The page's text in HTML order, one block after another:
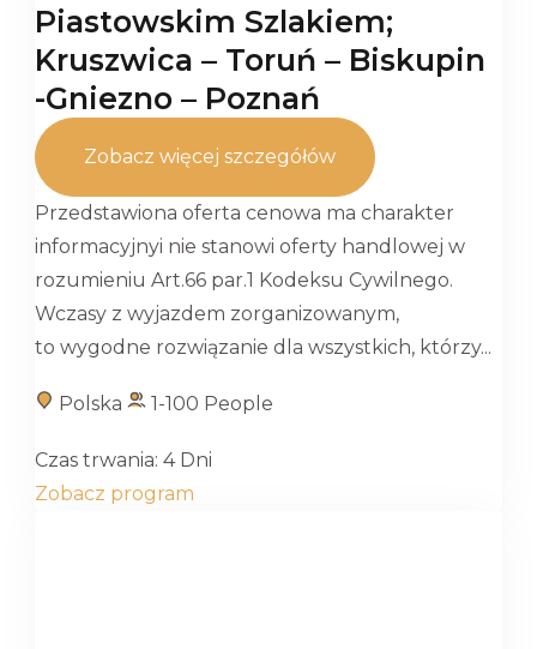
Piastowskim Szlakiem;
Kruszwica – Toruń – Biskupin
-Gniezno – Poznań
Zobacz więcej szczegółów
Przedstawiona oferta cenowa ma charakter
informacyjnyi nie stanowi oferty handlowej w
rozumieniu Art.66 par.1 Kodeksu Cywilnego.
Wczasy z wyjazdem zorganizowanym,
to wygodne rozwiązanie dla wszystkich, którzy...
Polska 1-100 People
Czas trwania: 4 Dni
Zobacz program